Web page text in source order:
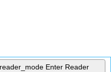
Enter Reader